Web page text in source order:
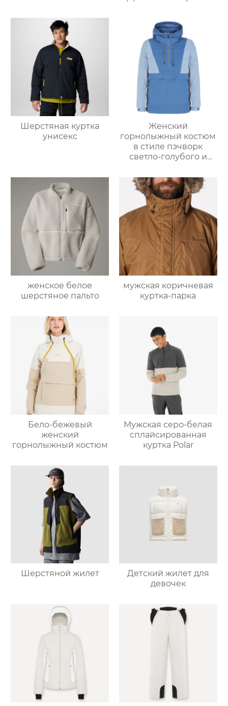
Шерстяная куртка
унисекс
Женский
горнолыжный костюм
в стиле пэчворк
светло-голубого и
цвета
женское белое
шерстяное пальто
мужская коричневая
куртка-парка
Бело-бежевый
женский
горнолыжный костюм
Мужская серо-белая
сплайсированная
куртка Polar
Шерстяной жилет
Детский жилет для
девочек